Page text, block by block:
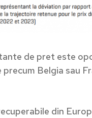
de pret este
Belgia sau
din